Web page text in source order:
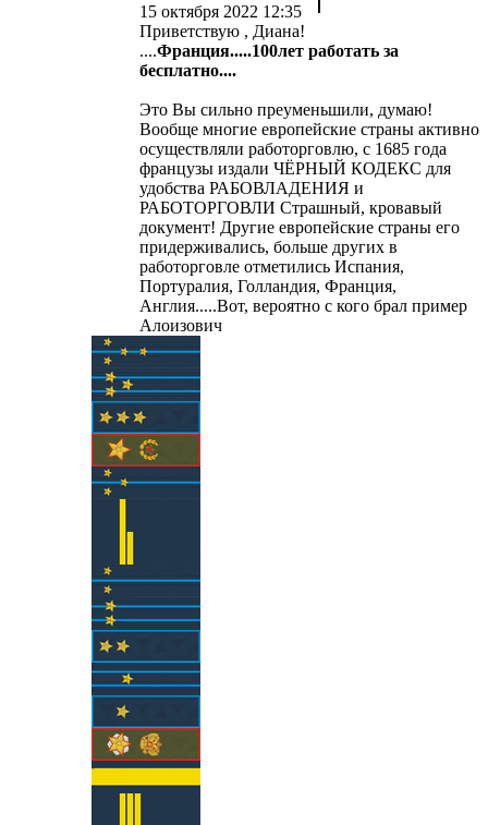
15 октября 2022 12:35
Приветствую , Диана!
....Франция.....100лет работать за
бесплатно....
Это Вы сильно преуменьшили, думаю!
Вообще многие европейские страны активно
осуществляли работорговлю, с 1685 года
французы издали ЧЁРНЫЙ КОДЕКС для
удобства РАБОВЛАДЕНИЯ и
РАБОТОРГОВЛИ Страшный, кровавый
документ! Другие европейские страны его
придерживались, больше других в
работорговле отметились Испания,
Портуралия, Голландия, Франция,
Англия.....Вот, вероятно с кого брал пример
Алоизович